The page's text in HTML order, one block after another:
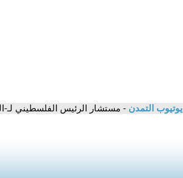
يوتيوب التمدن - مستشار الرئيس الفلسطيني لـ-